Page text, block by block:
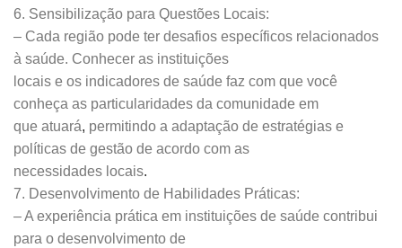
6. Sensibilização para Questões Locais:
– Cada região pode ter desafios específicos relacionados
à saúde. Conhecer as instituições
locais e os indicadores de saúde faz com que você
conheça as particularidades da comunidade em
que atuará, permitindo a adaptação de estratégias e
políticas de gestão de acordo com as
necessidades locais.
7. Desenvolvimento de Habilidades Práticas:
– A experiência prática em instituições de saúde contribui
para o desenvolvimento de